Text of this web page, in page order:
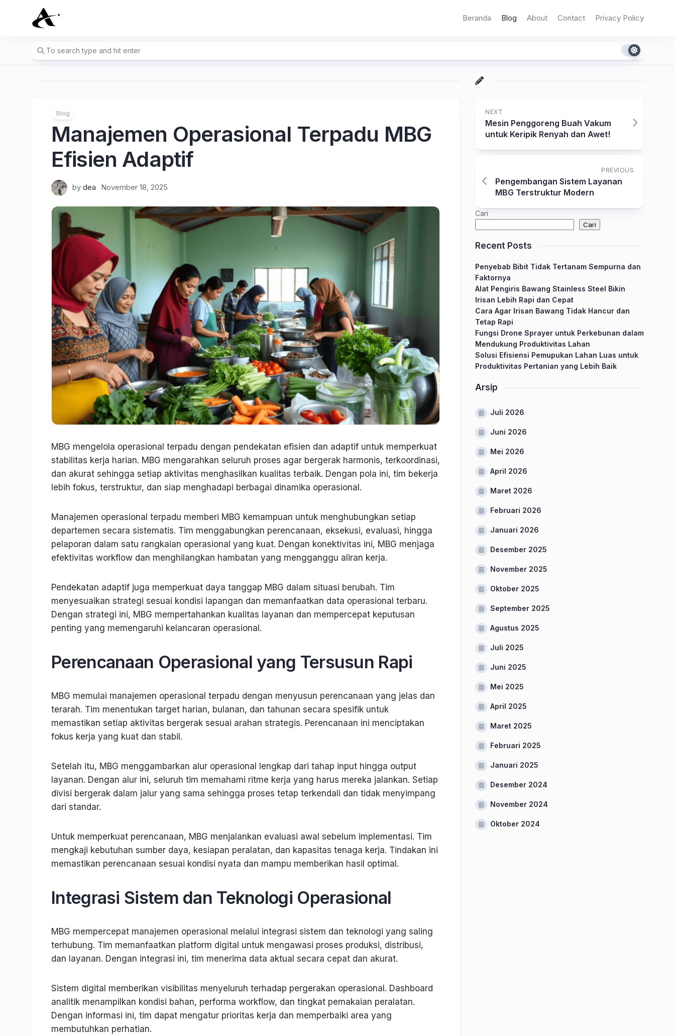
Beranda Blog About Contact Privacy Policy
Blog
Manajemen Operasional Terpadu MBG
Efisien Adaptif
by dea November 18, 2025
MBG mengelola operasional terpadu dengan pendekatan efisien dan adaptif untuk memperkuat
stabilitas kerja harian. MBG mengarahkan seluruh proses agar bergerak harmonis, terkoordinasi,
dan akurat sehingga setiap aktivitas menghasilkan kualitas terbaik. Dengan pola ini, tim bekerja
lebih fokus, terstruktur, dan siap menghadapi berbagai dinamika operasional.
Manajemen operasional terpadu memberi MBG kemampuan untuk menghubungkan setiap
departemen secara sistematis. Tim menggabungkan perencanaan, eksekusi, evaluasi, hingga
pelaporan dalam satu rangkaian operasional yang kuat. Dengan konektivitas ini, MBG menjaga
efektivitas workflow dan menghilangkan hambatan yang mengganggu aliran kerja.
Pendekatan adaptif juga memperkuat daya tanggap MBG dalam situasi berubah. Tim
menyesuaikan strategi sesuai kondisi lapangan dan memanfaatkan data operasional terbaru.
Dengan strategi ini, MBG mempertahankan kualitas layanan dan mempercepat keputusan
penting yang memengaruhi kelancaran operasional.
Perencanaan Operasional yang Tersusun Rapi
MBG memulai manajemen operasional terpadu dengan menyusun perencanaan yang jelas dan
terarah. Tim menentukan target harian, bulanan, dan tahunan secara spesifik untuk
memastikan setiap aktivitas bergerak sesuai arahan strategis. Perencanaan ini menciptakan
fokus kerja yang kuat dan stabil.
Setelah itu, MBG menggambarkan alur operasional lengkap dari tahap input hingga output
layanan. Dengan alur ini, seluruh tim memahami ritme kerja yang harus mereka jalankan. Setiap
divisi bergerak dalam jalur yang sama sehingga proses tetap terkendali dan tidak menyimpang
dari standar.
Untuk memperkuat perencanaan, MBG menjalankan evaluasi awal sebelum implementasi. Tim
mengkaji kebutuhan sumber daya, kesiapan peralatan, dan kapasitas tenaga kerja. Tindakan ini
memastikan perencanaan sesuai kondisi nyata dan mampu memberikan hasil optimal.
Integrasi Sistem dan Teknologi Operasional
MBG mempercepat manajemen operasional melalui integrasi sistem dan teknologi yang saling
terhubung. Tim memanfaatkan platform digital untuk mengawasi proses produksi, distribusi,
dan layanan. Dengan integrasi ini, tim menerima data aktual secara cepat dan akurat.
Sistem digital memberikan visibilitas menyeluruh terhadap pergerakan operasional. Dashboard
analitik menampilkan kondisi bahan, performa workflow, dan tingkat pemakaian peralatan.
Dengan informasi ini, tim dapat mengatur prioritas kerja dan memperbaiki area yang
membutuhkan perhatian.
NEXT
Mesin Penggoreng Buah Vakum
untuk Keripik Renyah dan Awet!
PREVIOUS
Pengembangan Sistem Layanan
MBG Terstruktur Modern
Cari
Cari
Recent Posts
Penyebab Bibit Tidak Tertanam Sempurna dan
Faktornya
Alat Pengiris Bawang Stainless Steel Bikin
Irisan Lebih Rapi dan Cepat
Cara Agar Irisan Bawang Tidak Hancur dan
Tetap Rapi
Fungsi Drone Sprayer untuk Perkebunan dalam
Mendukung Produktivitas Lahan
Solusi Efisiensi Pemupukan Lahan Luas untuk
Produktivitas Pertanian yang Lebih Baik
Arsip
Juli 2026
Juni 2026
Mei 2026
April 2026
Maret 2026
Februari 2026
Januari 2026
Desember 2025
November 2025
Oktober 2025
September 2025
Agustus 2025
Juli 2025
Juni 2025
Mei 2025
April 2025
Maret 2025
Februari 2025
Januari 2025
Desember 2024
November 2024
Oktober 2024